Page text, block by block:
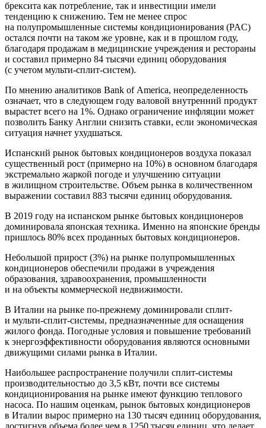
брексита как потребление, так и инвестиции имели
тенденцию к снижению. Тем не менее спрос
на полупромышленные системы кондиционирования (PAC)
остался почти на таком же уровне, как и в прошлом году,
благодаря продажам в медицинские учреждения и рестораны
и составил примерно 84 тысячи единиц оборудования
(с учетом мульти-сплит-систем).
По мнению аналитиков Bank of America, неопределенность
означает, что в следующем году валовой внутренний продукт
вырастет всего на 1%. Однако ограничение инфляции может
позволить Банку Англии снизить ставки, если экономическая
ситуация начнет ухудшаться.
Испанский рынок бытовых кондиционеров воздуха показал
существенный рост (примерно на 10%) в основном благодаря
экстремально жаркой погоде и улучшению ситуации
в жилищном строительстве. Объем рынка в количественном
выражении составил 883 тысячи единиц оборудования.
В 2019 году на испанском рынке бытовых кондиционеров
доминировала японская техника. Именно на японские бренды
пришлось 80% всех проданных бытовых кондиционеров.
Небольшой прирост (3%) на рынке полупромышленных
кондиционеров обеспечили продажи в учреждения
образования, здравоохранения, промышленности
и на объекты коммерческой недвижимости.
В Италии на рынке по-прежнему доминировали сплит-
и мульти-сплит-системы, предназначенные для оснащения
жилого фонда. Погодные условия и повышение требований
к энергоэффективности оборудования являются основными
движущими силами рынка в Италии.
Наибольшее распространение получили сплит-системы
производительностью до 3,5 кВт, почти все системы
кондиционирования на рынке имеют функцию теплового
насоса. По нашим оценкам, рынок бытовых кондиционеров
в Италии вырос примерно на 130 тысяч единиц оборудования,
достигнув объема более чем в 1250 тысяч единиц, что делает